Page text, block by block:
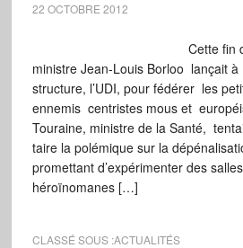
22 OCTOBRE 2012
Cette fin
ministre Jean-Louis Borloo lançait
structure, l’UDI, pour fédérer les
ennemis centristes mous et
Touraine, ministre de la Santé,
taire la polémique sur la
promettant d’expérimenter des
héroïnomanes […]
CLASSÉ SOUS :ACTUALITÉS